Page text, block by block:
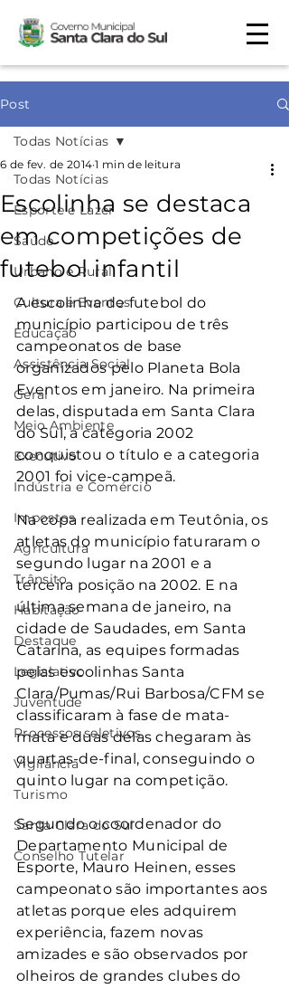
Post
Todas Notícias
Esporte e Lazer
Saúde
Urbano e Rural
Cultura e Eventos
Educação
Assistência Social
Geral
Meio Ambiente
Executivo
Indústria e Comércio
Impostos
Agricultura
Trânsito
Habitação
Destaque
Legislativo
Juventude
Processos seletivos
Vigilância
Turismo
Santa Clara do Sul
Conselho Tutelar
Todas Notícias
Escolinha se destaca
em competições de
futebol infantil
6 de fev. de 2014 1 min de leitura
A escolinha de futebol do
município participou de três
campeonatos de base
organizados pelo Planeta Bola
Eventos em janeiro. Na primeira
delas, disputada em Santa Clara
do Sul, a categoria 2002
conquistou o título e a categoria
2001 foi vice-campeã.
Na copa realizada em Teutônia, os
atletas do município faturaram o
segundo lugar na 2001 e a
terceira posição na 2002. E na
última semana de janeiro, na
cidade de Saudades, em Santa
Catarina, as equipes formadas
pelas escolinhas Santa
Clara/Pumas/Rui Barbosa/CFM se
classificaram à fase de mata-
mata e duas delas chegaram às
quartas-de-final, conseguindo o
quinto lugar na competição.
Segundo o coordenador do
Departamento Municipal de
Esporte, Mauro Heinen, esses
campeonato são importantes aos
atletas porque eles adquirem
experiência, fazem novas
amizades e são observados por
olheiros de grandes clubes do